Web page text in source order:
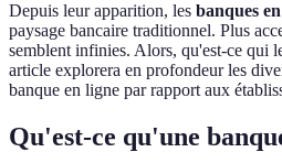
Depuis leur apparition, les banques
paysage bancaire traditionnel. Plus
semblent infinies. Alors, qu'est-ce qui
article explorera en profondeur les
banque en ligne par rapport aux
Qu'est-ce qu'une